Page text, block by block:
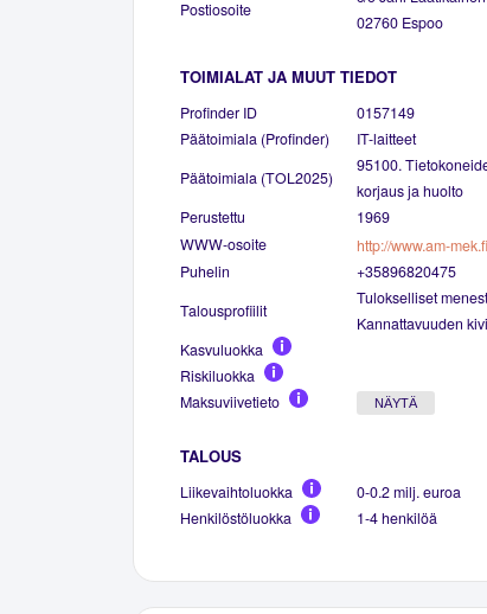
Postiosoite
02760 Espoo
TOIMIALAT JA MUUT TIEDOT
Profinder ID
0157149
Päätoimiala (Profinder)
IT-laitteet
Päätoimiala (TOL2025)
95100.
korjaus ja huolto
Perustettu
1969
WWW-osoite
http://www.am-mek.fi
Puhelin
+35896820475
Talousprofiilit
Tulokselliset
Kannattavuuden
Kasvuluokka
Riskiluokka
Maksuviivetieto
NÄYTÄ
TALOUS
Liikevaihtoluokka
0-0.2 milj. euroa
Henkilöstöluokka
1-4 henkilöä